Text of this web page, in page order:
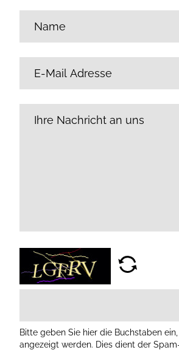
Bitte geben Sie hier die Buchstaben
angezeigt werden. Dies dient der